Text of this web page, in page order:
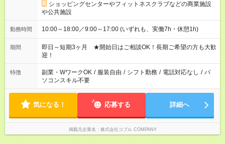
ショッピングセンターやフィットネスクラブなどの商業施設
や公共施設
勤務時間 10:00～18:00／9:00～17:00 (いずれも、実働7h・休憩1h)
期間
即日～短期3ヶ月 ★開始日はご相談OK！長期ご希望の方も大歓
迎！
特徴 副業・WワークOK / 服装自由 / シフト勤務 / 電話対応なし / パ
ソコンスキル不要
気になる！ 応募する 詳細へ
掲載元企業名 株式会社コブル COMPANY